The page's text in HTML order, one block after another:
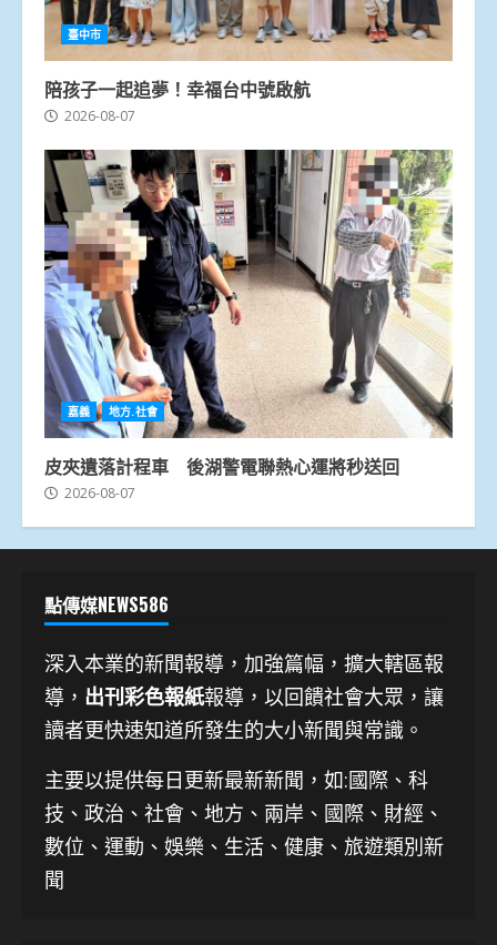
臺中市
陪孩子一起追夢！幸福台中號啟航
2026-08-07
嘉義 地方.社會
皮夾遺落計程車 後湖警電聯熱心運將秒送回
2026-08-07
點傳媒NEWS586
深入本業的新聞報導，加強篇幅，擴大轄區報
導， 出刊彩色報紙報導，以回饋社會大眾，讓
讀者更快速知道所發生的大小新聞與常識。
主要以提供每日更新最新新聞 ，如:國際、科
技、 政治、社會、地方、兩岸、國際、財經、
數位、運動、娛樂、生活、健康、旅遊類別新
聞